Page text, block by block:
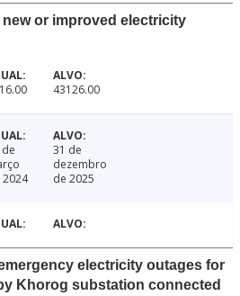
or improved electricity
43126.00
2024
31 de
dezembro
de 2025
electricity outages for
Khorog substation connected